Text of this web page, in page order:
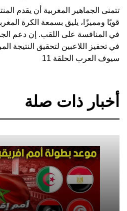
تتمنى الجماهير المغربية أن يقدم
قويًا ومميزًا، يليق بسمعة الكرة
في المنافسة على اللقب. إن دعم
في تحفيز اللاعبين لتحقيق النتيجة
سيوف العرب الحلقة 11
أخبار ذات صلة